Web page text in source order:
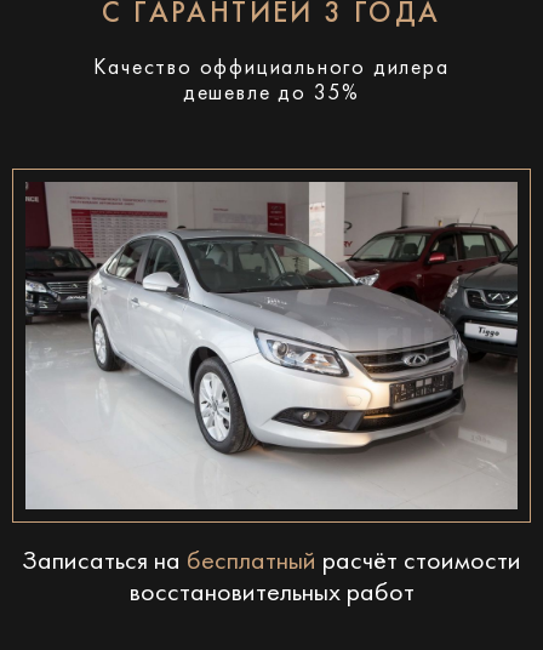
С ГАРАНТИЕЙ 3 ГОДА
Качество оффициального дилера
дешевле до 35%
Записаться на бесплатный расчёт стоимости
восстановительных работ